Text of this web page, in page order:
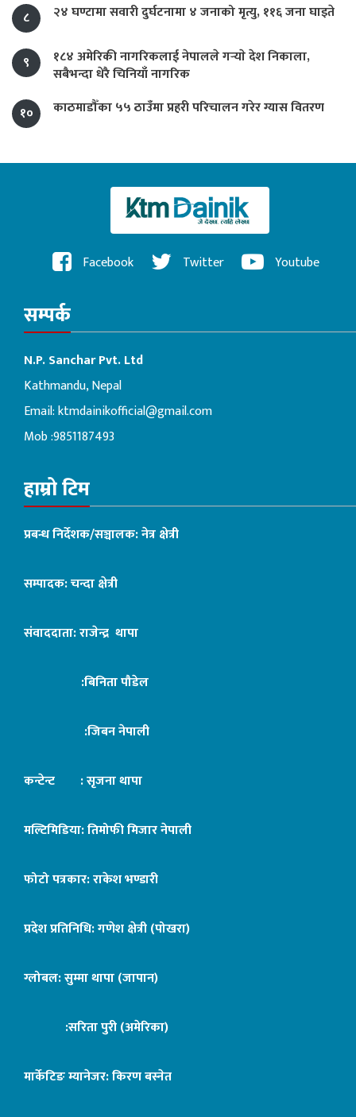
८
२४ घण्टामा सवारी दुर्घटनामा ४ जनाको मृत्यु, ११६ जना घाइते
९
१८४ अमेरिकी नागरिकलाई नेपालले गर्‍याे देश निकाला,
सबैभन्दा धेरै चिनियाँ नागरिक
१०
काठमाडौँका ५५ ठाउँमा प्रहरी परिचालन गरेर ग्यास वितरण
Facebook Twitter Youtube
सम्पर्क
N.P. Sanchar Pvt. Ltd
Kathmandu, Nepal
Email:ktmdainikofficial@gmail.com
Mob :9851187493
हाम्रो टिम
प्रबन्ध निर्देशक/सञ्चालक: नेत्र क्षेत्री
सम्पादक: चन्दा क्षेत्री
संवाददाता: राजेन्द्र थापा
:बिनिता पौडेल
:जिबन नेपाली
कन्टेन्ट : सृजना थापा
मल्टिमिडिया: तिमोफी मिजार नेपाली
फोटो पत्रकार: राकेश भण्डारी
प्रदेश प्रतिनिधि: गणेश क्षेत्री (पोखरा)
ग्लोबल: सुम्मा थापा (जापान)
:सरिता पुरी (अमेरिका)
मार्केटिङ म्यानेजर: किरण बस्नेत